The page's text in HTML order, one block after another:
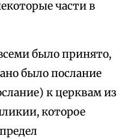
части в
было принято,
было послание
к церквам из
которое